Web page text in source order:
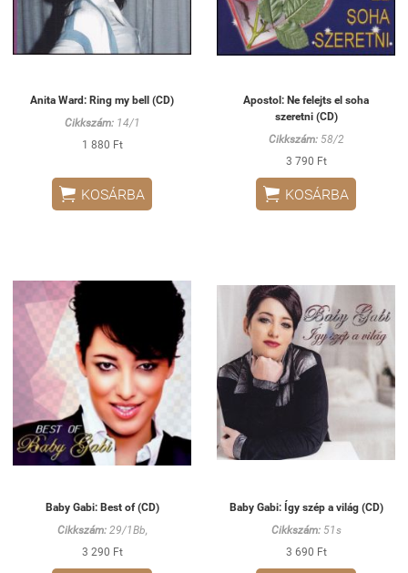
Anita Ward: Ring my bell (CD)
Cikkszám:14/1
1 880 Ft
 KOSÁRBA
Apostol: Ne felejts el soha
szeretni (CD)
Cikkszám:58/2
3 790 Ft
 KOSÁRBA
Baby Gabi: Best of (CD)
Cikkszám:29/1Bb,
3 290 Ft
Baby Gabi: Így szép a világ (CD)
Cikkszám:51s
3 690 Ft